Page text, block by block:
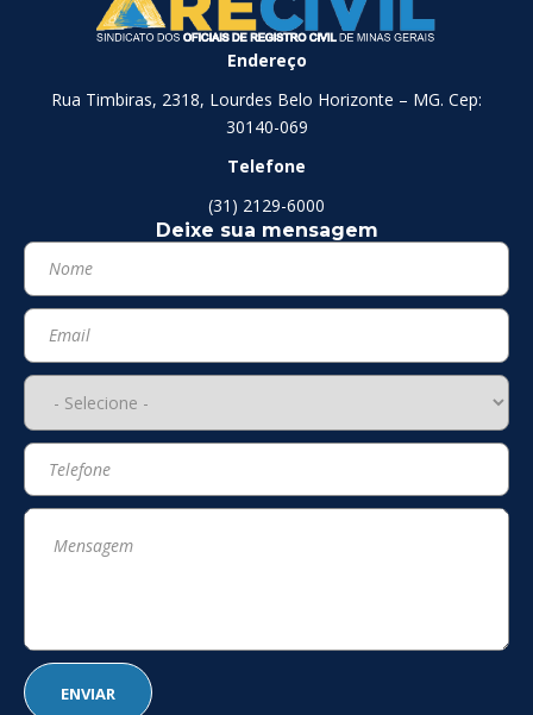
Endereço
Rua Timbiras, 2318, Lourdes Belo Horizonte – MG. Cep:
30140-069
Telefone
(31) 2129-6000
Deixe sua mensagem